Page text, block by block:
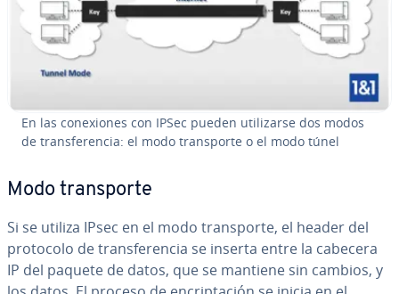
En las co­ne­xio­nes con IPSec pueden uti­li­zar­se dos modos
de tra­n­s­fe­re­n­cia: el modo tra­n­s­po­r­te o el modo túnel
Modo tra­n­s­po­r­te
Si se utiliza IPsec en el modo tra­n­s­po­r­te, el header del
protocolo de tra­n­s­fe­re­n­cia se inserta entre la cabecera
IP del paquete de datos, que se mantiene sin cambios, y